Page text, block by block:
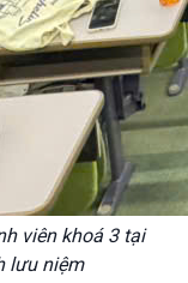
viên khoá 3 tại
lưu niệm